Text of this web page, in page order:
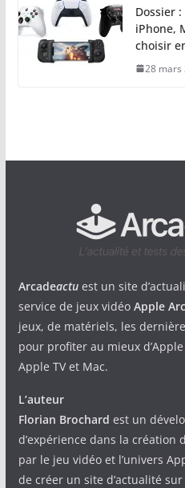
Dossier
iPhone,
choisir
28 mars
Arcadeactuest un site
service de jeux vidéo Apple
jeux, de matériels, les
pour profiter au mieux
Apple TV et Mac.
L’auteur
Florian Brochard est un
d’expérience dans la création
par le jeu vidéo et l’univers
de créer un site d’actualité